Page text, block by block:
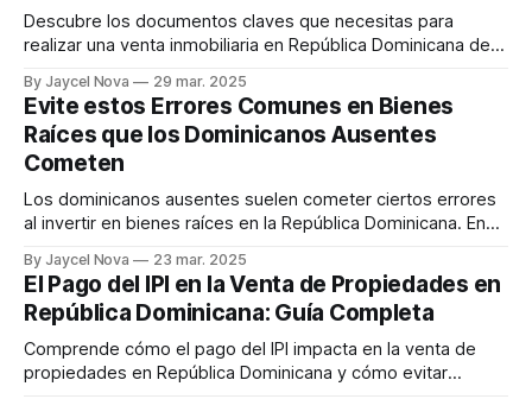
Descubre los documentos claves que necesitas para
realizar una venta inmobiliaria en República Dominicana de
By Jaycel Nova 29 mar. 2025
Evite estos Errores Comunes en Bienes
Raíces que los Dominicanos Ausentes
Cometen
Los dominicanos ausentes suelen cometer ciertos errores
al invertir en bienes raíces en la República Dominicana. En
compartimos consejos sobre cómo evitarlos.
By Jaycel Nova 23 mar. 2025
El Pago del IPI en la Venta de Propiedades en
República Dominicana: Guía Completa
Comprende cómo el pago del IPI impacta en la venta de
propiedades en República Dominicana y cómo evitar